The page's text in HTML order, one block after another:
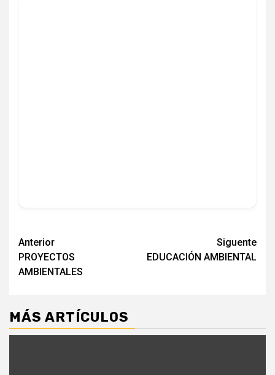
Navegación
de
Anterior
PROYECTOS
AMBIENTALES
Siguente
EDUCACIÓN AMBIENTAL
MÁS ARTÍCULOS